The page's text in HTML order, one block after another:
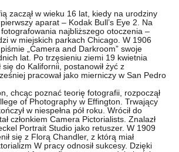
zaczął w wieku 16 lat, kiedy na urodziny
aparat – Kodak Bull’s Eye 2. Na
fotografowania najbliższego otoczenia –
w miejskich parkach Chicago. W 1906
„Camera and Darkroom” swoje
lat. Po trzęsieniu ziemi 19 kwietnia
się do Kalifornii, postanowił żyć z
pracował jako mierniczy w San Pedro
chcąc poznać teorię fotografii, rozpoczął
of Photography w Effington. Trwający
w niespełna pół roku. Wrócił do
członkiem Camera Pictorialists. Znalazł
Portrait Studio jako retuszer. W 1909
się z Florą Chandler, z którą miał
W pracy odnosił sukcesy. Dzięki